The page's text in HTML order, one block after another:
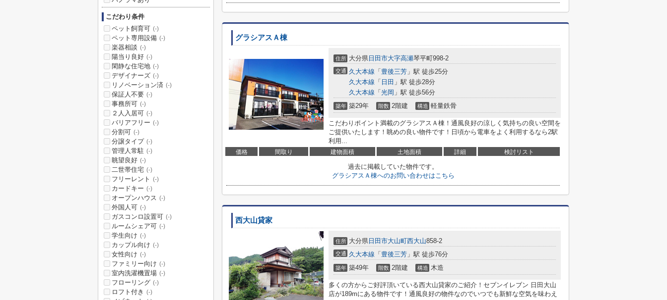
グラシアスＡ棟
住所 大分県 日田市大字高瀬琴平町998-2
交通 久大本線 「 豊後三芳 」駅 徒歩25分
久大本線 「 日田 」駅 徒歩28分
久大本線 「 光岡 」駅 徒歩56分
築年 築29年 階数 2階建 構造 軽量鉄骨
こだわりポイント満載のグラシアスＡ棟！通風良好の涼しく気持ちの良い空間を
ご提供いたします！眺めの良い物件です！日頃から電車をよく利用するなら2駅
利用...
価格 間取り 建物面積 土地面積 詳細 検討リスト
過去に掲載していた物件です。
グラシアスＡ棟へのお問い合わせはこちら
西大山貸家
住所 大分県 日田市大山町西大山858-2
交通 久大本線 「 豊後三芳 」駅 徒歩76分
築年 築49年 階数 2階建 構造 木造
多くの方からご好評頂いている西大山貸家のご紹介！セブンイレブン 日田大山
店が189mにある物件です！通風良好の物件なのでいつでも新鮮な空気を味わえ
こだわり条件
ペット飼育可 (-)
ペット専用設備 (-)
楽器相談 (-)
陽当り良好 (-)
閑静な住宅地 (-)
デザイナーズ (-)
リノベーション済 (-)
保証人不要 (-)
事務所可 (-)
２人入居可 (-)
バリアフリー (-)
分割可 (-)
分譲タイプ (-)
管理人常駐 (-)
眺望良好 (-)
二世帯住宅 (-)
フリーレント (-)
カードキー (-)
オープンハウス (-)
外国人可 (-)
ガスコンロ設置可 (-)
ルームシェア可 (-)
学生向け (-)
カップル向け (-)
女性向け (-)
ファミリー向け (-)
室内洗濯機置場 (-)
フローリング (-)
ロフト付き (-)